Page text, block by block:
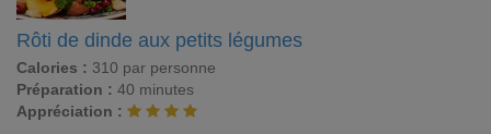
Rôti de dinde aux petits légumes
Calories : 310 par personne
Préparation : 40 minutes
Appréciation :